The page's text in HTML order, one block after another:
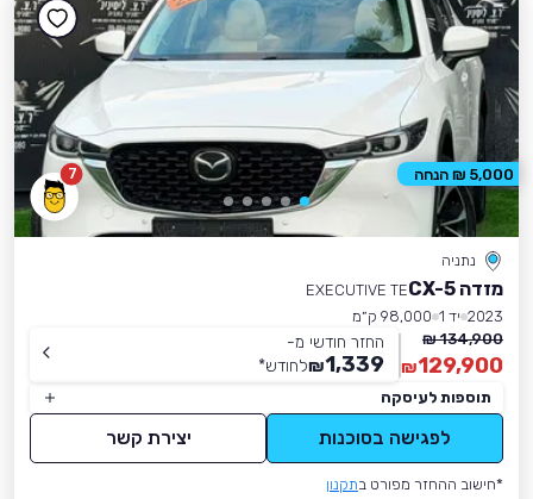
7
נתניה
מזדה CX-5
EXECUTIVE TE
2023 יד 1
98,000 ק״מ
134,900 ₪
129,900
₪
החזר חודשי מ-
1,339
₪לחודש*
תוספות לעיסקה
לפגישה בסוכנות יצירת קשר
*חישוב ההחזר מפורט בתקנון
5,000 ₪ הנחה